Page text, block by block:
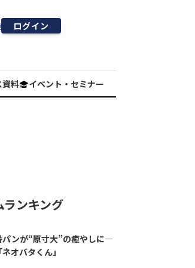
ログイン
資料 イベント・セミナー
ランキング
パンが“原寸大”の癒やしに―
オバタくん」